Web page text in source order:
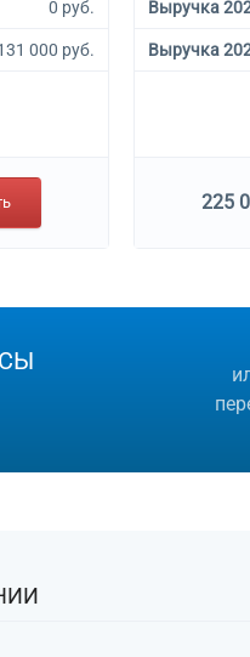
0 руб.
000 руб.
Выручка
Выручка
225